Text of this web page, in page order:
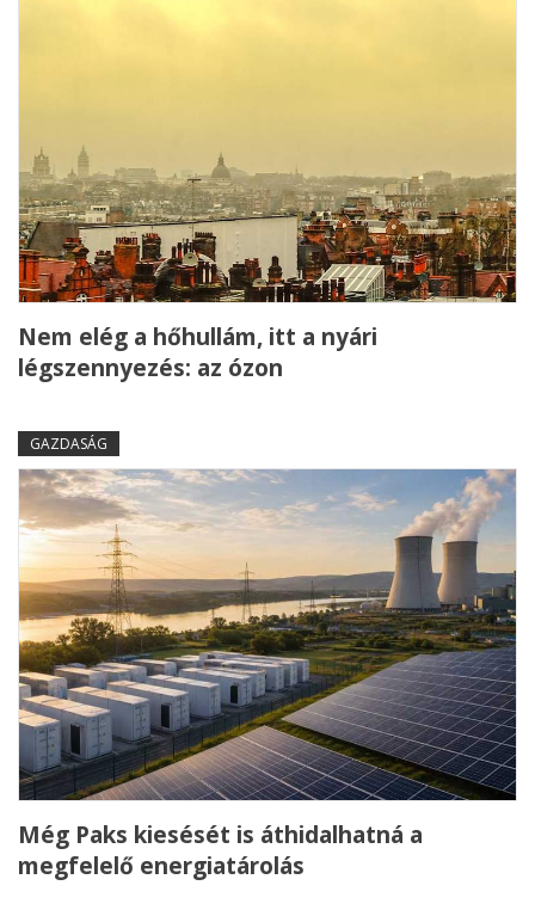
Nem elég a hőhullám, itt a nyári
légszennyezés: az ózon
GAZDASÁG
Még Paks kiesését is áthidalhatná a
megfelelő energiatárolás